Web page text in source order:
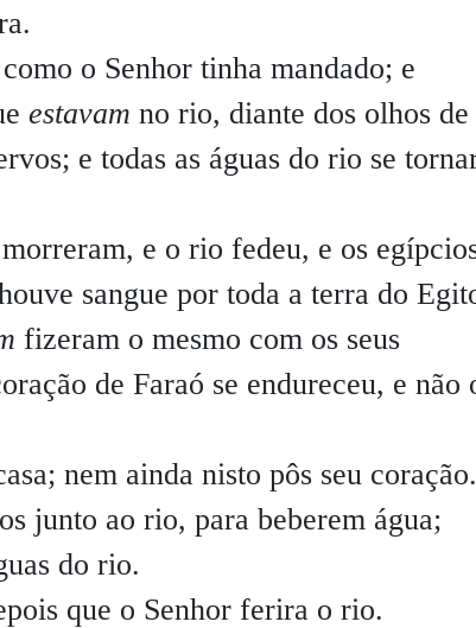
o Senhor tinha mandado; e
estavam no rio, diante dos olhos de
e todas as águas do rio se
e o rio fedeu, e os
sangue por toda a terra do
fizeram o mesmo com os seus
de Faraó se endureceu, e não
nem ainda nisto pôs seu coração.
junto ao rio, para beberem água;
do rio.
que o Senhor ferira o rio.